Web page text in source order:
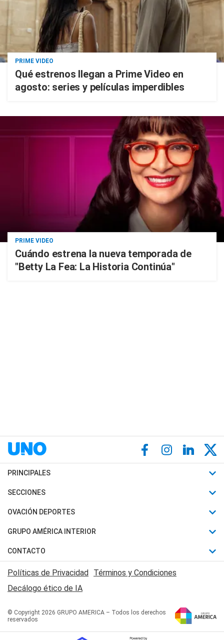
PRIME VIDEO
Qué estrenos llegan a Prime Video en
agosto: series y películas imperdibles
PRIME VIDEO
Cuándo estrena la nueva temporada de
"Betty La Fea: La Historia Continúa"
PRINCIPALES
Últimas Noticias
Política
Judiciales
Economia
SECCIONES
Horóscopo
Motores
Trucos caseros
Series y Películas
Edictos y Solicitadas
OVACIÓN DEPORTES
Fútbol
Mundial
Automovilismo
Rugby
Básquet
GRUPO AMÉRICA INTERIOR
Canal 7 en Vivo
San Juan 8
CONTACTO
Acerca de Nosotros
Contactanos
Políticas de Privacidad Términos y Condiciones
Decálogo ético de IA
© Copyright 2026 GRUPO AMERICA – Todos los derechos
reservados